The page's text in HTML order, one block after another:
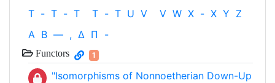
T - T - T T - T U V V W X - X Y Z
Α Β — , Δ Π -
Functors 1
"Isomorphisms of Nonnoetherian Down-Up